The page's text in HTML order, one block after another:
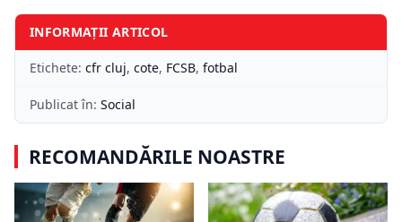
INFORMAȚII ARTICOL
Etichete: cfr cluj, cote, FCSB, fotbal
Publicat în: Social
RECOMANDĂRILE NOASTRE